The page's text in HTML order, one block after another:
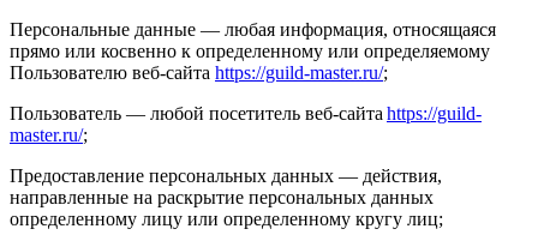
Персональные данные — любая информация, относящаяся
прямо или косвенно к определенному или определяемому
Пользователю веб-сайта https://guild-master.ru/;
Пользователь — любой посетитель веб-сайта https://guild-
master.ru/;
Предоставление персональных данных — действия,
направленные на раскрытие персональных данных
определенному лицу или определенному кругу лиц;